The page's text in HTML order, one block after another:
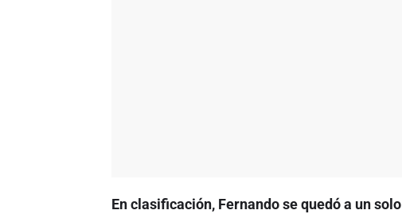
En clasificación, Fernando se quedó a un